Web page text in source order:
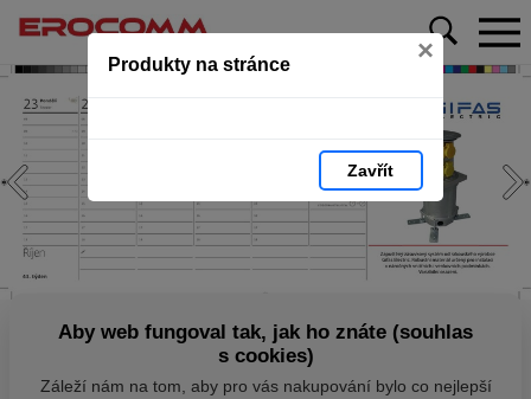
Produkty na stránce ×
Zavřít
Aby web fungoval tak, jak ho znáte (souhlas
s cookies)
Záleží nám na tom, aby pro vás nakupování bylo co nejlepší